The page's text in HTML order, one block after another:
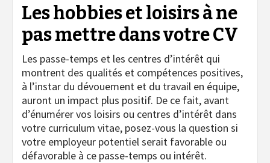
Les hobbies et loisirs à ne
pas mettre dans votre CV
Les passe-temps et les centres d’intérêt qui
montrent des qualités et compétences positives,
à l’instar du dévouement et du travail en équipe,
auront un impact plus positif. De ce fait, avant
d’énumérer vos loisirs ou centres d’intérêt dans
votre curriculum vitae, posez-vous la question si
votre employeur potentiel serait favorable ou
défavorable à ce passe-temps ou intérêt.